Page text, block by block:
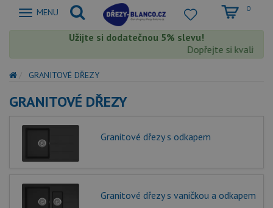
Zobrazit
MENU 0
Užijte si dodatečnou 5% slevu!
Dopřejte si kvalitu
GRANITOVÉ DŘEZY
GRANITOVÉ DŘEZY
Granitové dřezy s odkapem
Granitové dřezy s vaničkou a odkapem